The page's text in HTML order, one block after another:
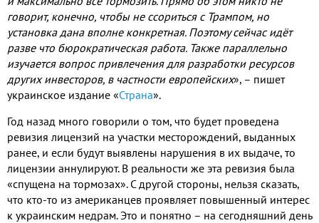
говорит, конечно, чтобы не ссориться с Трампом, но
установка дана вполне конкретная. Поэтому сейчас идёт
разве что бюрократическая работа. Также параллельно
изучается вопрос привлечения для разработки ресурсов
других инвесторов, в частности европейских», – пишет
украинское издание «Страна».
Год назад много говорили о том, что будет проведена
ревизия лицензий на участки месторождений, выданных
ранее, и если будут выявлены нарушения в их выдаче, то
лицензии аннулируют. В реальности же эта ревизия была
«спущена на тормозах». С другой стороны, нельзя сказать,
что кто-то из американцев проявляет повышенный интерес
к украинским недрам.Это и понятно – на сегодняшний день